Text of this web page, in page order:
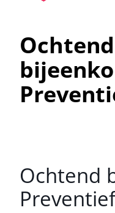
Ochtend
Ochtend